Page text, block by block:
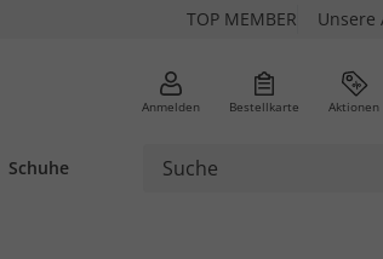
TOP MEMBER Unsere
Anmelden Bestellkarte Aktionen
Schuhe